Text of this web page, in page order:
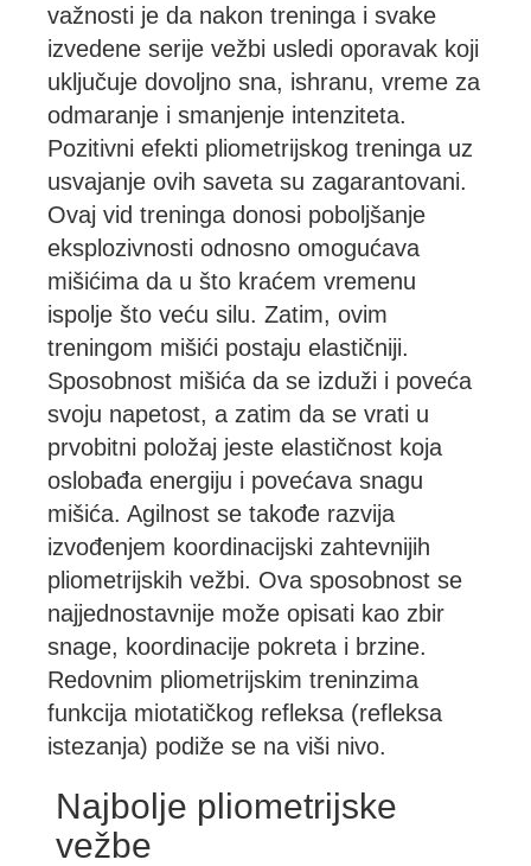
važnosti je da nakon treninga i svake
izvedene serije vežbi usledi oporavak koji
uključuje dovoljno sna, ishranu, vreme za
odmaranje i smanjenje intenziteta.
Pozitivni efekti pliometrijskog treninga uz
usvajanje ovih saveta su zagarantovani.
Ovaj vid treninga donosi poboljšanje
eksplozivnosti odnosno omogućava
mišićima da u što kraćem vremenu
ispolje što veću silu. Zatim, ovim
treningom mišići postaju elastičniji.
Sposobnost mišića da se izduži i poveća
svoju napetost, a zatim da se vrati u
prvobitni položaj jeste elastičnost koja
oslobađa energiju i povećava snagu
mišića. Agilnost se takođe razvija
izvođenjem koordinacijski zahtevnijih
pliometrijskih vežbi. Ova sposobnost se
najjednostavnije može opisati kao zbir
snage, koordinacije pokreta i brzine.
Redovnim pliometrijskim treninzima
funkcija miotatičkog refleksa (refleksa
istezanja) podiže se na viši nivo.
Najbolje pliometrijske
vežbe